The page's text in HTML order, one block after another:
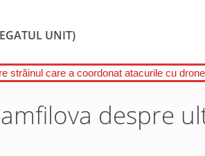
UNIT)
străinul care a coordonat atacurile cu
despre